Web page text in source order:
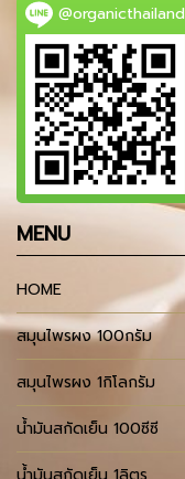
@organicthailand
MENU
HOME
สมุนไพรผง 100กรัม
สมุนไพรผง 1กิโลกรัม
น้ำมันสกัดเย็น 100ซีซี